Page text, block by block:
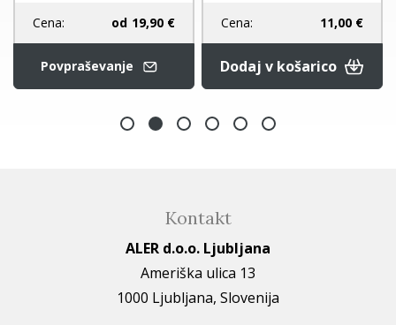
Cena: od 19,90 €
Povpraševanje
Cena: 11,00 €
Dodaj v košarico
Kontakt
ALER d.o.o. Ljubljana
Ameriška ulica 13
1000 Ljubljana, Slovenija